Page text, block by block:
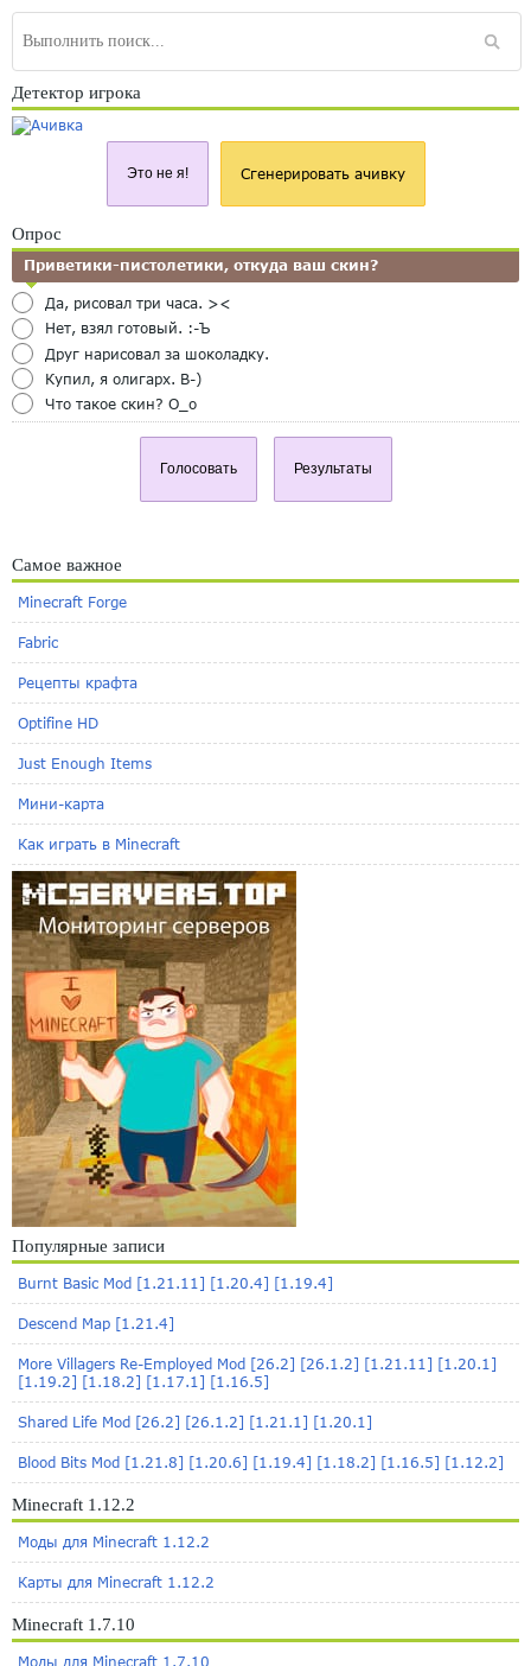
Детектор игрока
Это не я! Сгенерировать ачивку
Опрос
Приветики-пистолетики, откуда ваш скин?
Да, рисовал три часа. ><
Нет, взял готовый. :-Ъ
Друг нарисовал за шоколадку.
Купил, я олигарх. B-)
Что такое скин? O_o
Голосовать Результаты
Самое важное
Minecraft Forge
Fabric
Рецепты крафта
Optifine HD
Just Enough Items
Мини-карта
Как играть в Minecraft
Популярные записи
Burnt Basic Mod [1.21.11] [1.20.4] [1.19.4]
Descend Map [1.21.4]
More Villagers Re-Employed Mod [26.2] [26.1.2] [1.21.11] [1.20.1]
[1.19.2] [1.18.2] [1.17.1] [1.16.5]
Shared Life Mod [26.2] [26.1.2] [1.21.1] [1.20.1]
Blood Bits Mod [1.21.8] [1.20.6] [1.19.4] [1.18.2] [1.16.5] [1.12.2]
Minecraft 1.12.2
Моды для Minecraft 1.12.2
Карты для Minecraft 1.12.2
Minecraft 1.7.10
Моды для Minecraft 1.7.10